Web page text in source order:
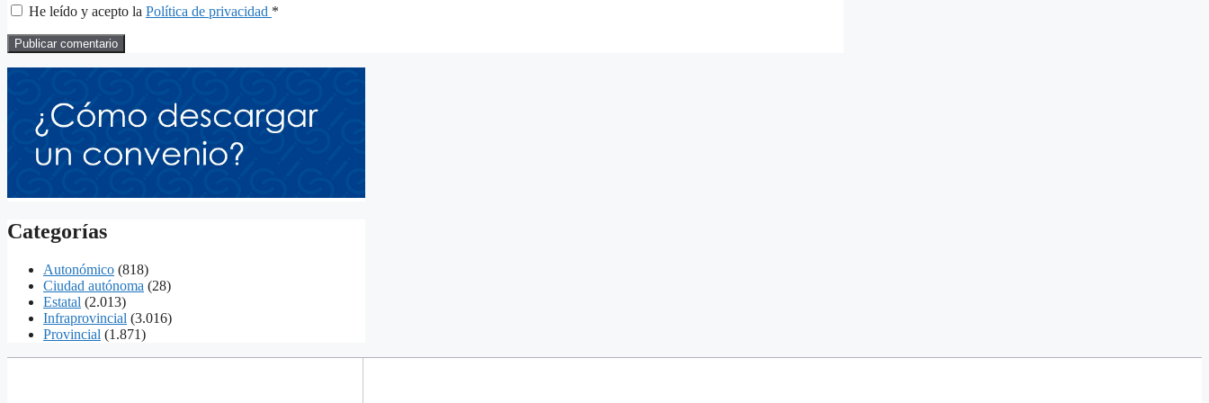
He leído y acepto la Política de privacidad *
Categorías
Autonómico (818)
Ciudad autónoma (28)
Estatal (2.013)
Infraprovincial (3.016)
Provincial (1.871)